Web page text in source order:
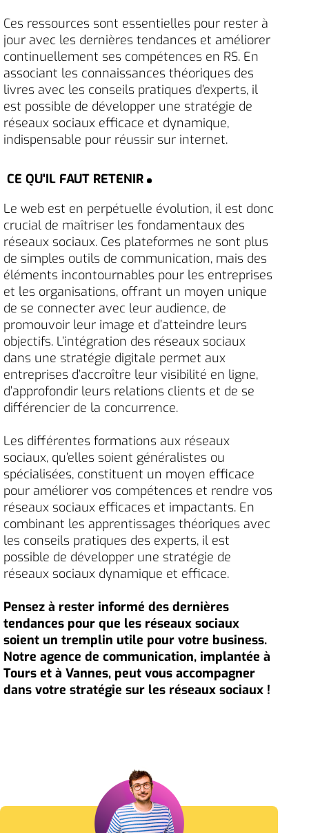
Ces ressources sont essentielles pour rester à
jour avec les dernières tendances et améliorer
continuellement ses compétences en RS. En
associant les connaissances théoriques des
livres avec les conseils pratiques d’experts, il
est possible de développer une stratégie de
réseaux sociaux efficace et dynamique,
indispensable pour réussir sur internet.
CE QU'IL FAUT RETENIR
Le web est en perpétuelle évolution, il est donc
crucial de maîtriser les fondamentaux des
réseaux sociaux. Ces plateformes ne sont plus
de simples outils de communication, mais des
éléments incontournables pour les entreprises
et les organisations, offrant un moyen unique
de se connecter avec leur audience, de
promouvoir leur image et d’atteindre leurs
objectifs. L’intégration des réseaux sociaux
dans une stratégie digitale permet aux
entreprises d’accroître leur visibilité en ligne,
d’approfondir leurs relations clients et de se
différencier de la concurrence.
Les différentes formations aux réseaux
sociaux, qu’elles soient généralistes ou
spécialisées, constituent un moyen efficace
pour améliorer vos compétences et rendre vos
réseaux sociaux efficaces et impactants. En
combinant les apprentissages théoriques avec
les conseils pratiques des experts, il est
possible de développer une stratégie de
réseaux sociaux dynamique et efficace.
Pensez à rester informé des dernières
tendances pour que les réseaux sociaux
soient un tremplin utile pour votre business.
Notre agence de communication, implantée à
Tours et à Vannes, peut vous accompagner
dans votre stratégie sur les réseaux sociaux !